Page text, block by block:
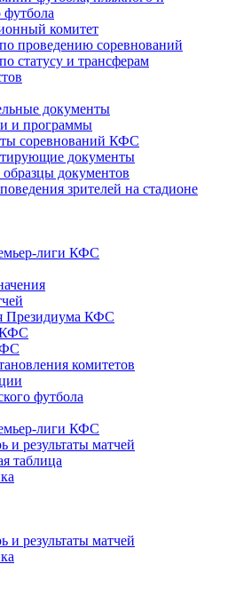
футбола
комитет
проведению соревнований
статусу и трансферам
документы
и программы
соревнований КФС
документы
документов
зрителей на стадионе
лиги КФС
Президиума КФС
комитетов
футбола
лиги КФС
и результаты матчей
таблица
и результаты матчей